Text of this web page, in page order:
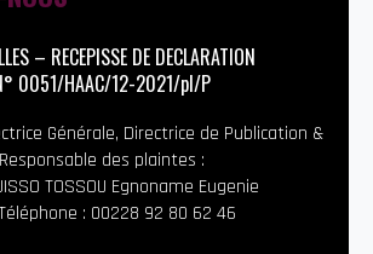
– RECEPISSE DE DECLARATION
0051/HAAC/12-2021/pl/P
Générale, Directrice de Publication &
Responsable des plaintes :
TOSSOU Egnoname Eugenie
: 00228 92 80 62 46